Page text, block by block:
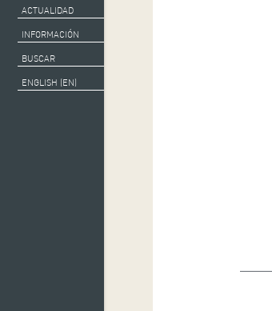
ACTUALIDAD
INFORMACIÓN
BUSCAR
ENGLISH (EN)